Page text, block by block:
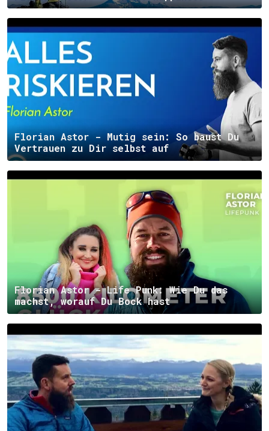
Florian Astor - Mutig sein: So baust Du
Vertrauen zu Dir selbst auf
Florian Astor - Life Punk: Wie Du das
machst, worauf Du Bock hast